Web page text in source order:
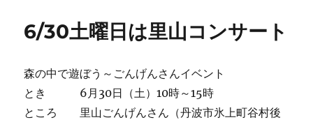
ー
6/30土曜日は里山コンサート
森の中で遊ぼう～ごんげんさんイベント
とき 6月30日（土）10時～15時
ところ 里山ごんげんさん（丹波市氷上町谷村後